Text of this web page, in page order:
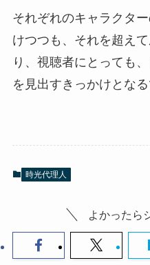
それぞれのキャラクタ
けつつも、それを超え
り、視聴者にとっても
を見出すきっかけとなる
時光代理人
よかったら